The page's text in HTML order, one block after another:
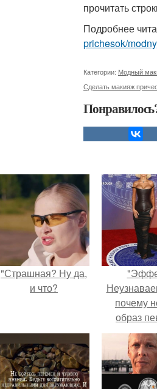
прочитать
Подробнее
prichesok/
Категории: Модный
Сделать макияж
"Страшная? Ну да,
и что?
почему
образ
вызвал